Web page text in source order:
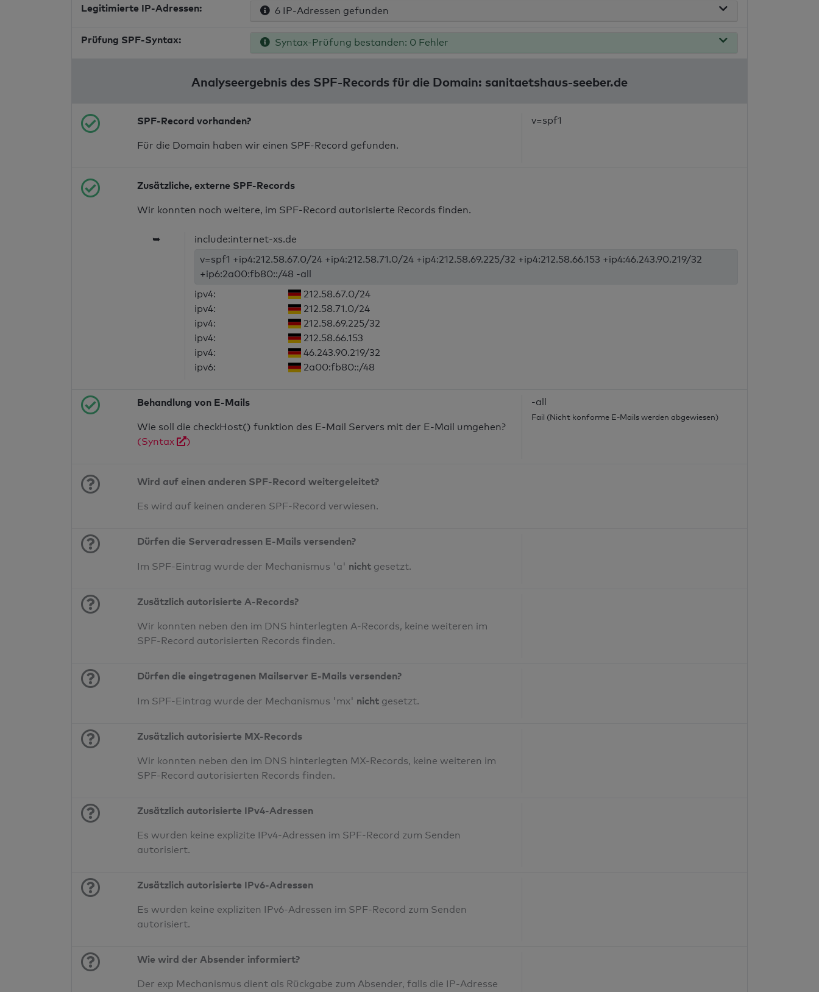
Legitimierte IP-Adressen: 6 IP-Adressen gefunden
Prüfung SPF-Syntax: Syntax-Prüfung bestanden: 0 Fehler
Analyseergebnis des SPF-Records für die Domain: sanitaetshaus-seeber.de
SPF-Record vorhanden?
Für die Domain haben wir einen SPF-Record gefunden.
v=spf1
Zusätzliche, externe SPF-Records
Wir konnten noch weitere, im SPF-Record autorisierte Records finden.
➥
include:internet-xs.de
v=spf1 +ip4:212.58.67.0/24 +ip4:212.58.71.0/24 +ip4:212.58.69.225/32 +ip4:212.58.66.153 +ip4:46.243.90.219/32
+ip6:2a00:fb80::/48 -all
ipv4:
212.58.67.0/24
ipv4:
212.58.71.0/24
ipv4:
212.58.69.225/32
ipv4:
212.58.66.153
ipv4:
46.243.90.219/32
ipv6:
2a00:fb80::/48
Behandlung von E-Mails
Wie soll die checkHost() funktion des E-Mail Servers mit der E-Mail umgehen?
(Syntax
)
-all
Fail (Nicht konforme E-Mails werden abgewiesen)
Wird auf einen anderen SPF-Record weitergeleitet?
Es wird auf keinen anderen SPF-Record verwiesen.
Dürfen die Serveradressen E-Mails versenden?
Im SPF-Eintrag wurde der Mechanismus 'a' nicht gesetzt.
Zusätzlich autorisierte A-Records?
Wir konnten neben den im DNS hinterlegten A-Records, keine weiteren im
SPF-Record autorisierten Records finden.
Dürfen die eingetragenen Mailserver E-Mails versenden?
Im SPF-Eintrag wurde der Mechanismus 'mx' nicht gesetzt.
Zusätzlich autorisierte MX-Records
Wir konnten neben den im DNS hinterlegten MX-Records, keine weiteren im
SPF-Record autorisierten Records finden.
Zusätzlich autorisierte IPv4-Adressen
Es wurden keine explizite IPv4-Adressen im SPF-Record zum Senden
autorisiert.
Zusätzlich autorisierte IPv6-Adressen
Es wurden keine expliziten IPv6-Adressen im SPF-Record zum Senden
autorisiert.
Wie wird der Absender informiert?
Der exp Mechanismus dient als Rückgabe zum Absender, falls die IP-Adresse